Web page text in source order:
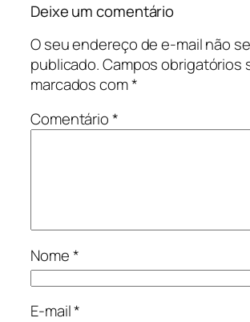
Deixe um comentário
O seu endereço de e-mail não
publicado.Campos obrigatórios
marcados com*
Comentário*
Nome*
E-mail*